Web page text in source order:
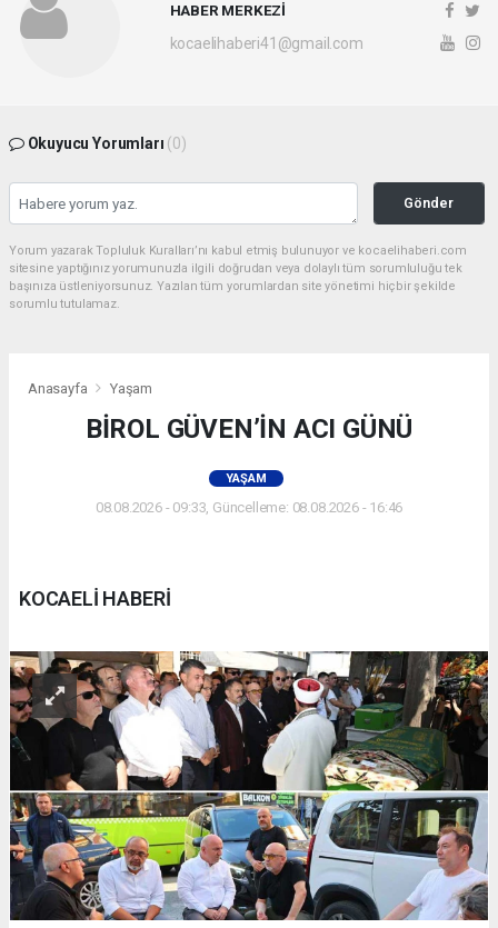
HABER MERKEZİ
kocaelihaberi41@gmail.com
Okuyucu Yorumları (0)
Gönder
Yorum yazarak Topluluk Kuralları’nı kabul etmiş bulunuyor ve kocaelihaberi.com
sitesine yaptığınız yorumunuzla ilgili doğrudan veya dolaylı tüm sorumluluğu tek
başınıza üstleniyorsunuz. Yazılan tüm yorumlardan site yönetimi hiçbir şekilde
sorumlu tutulamaz.
Anasayfa Yaşam
BİROL GÜVEN’İN ACI GÜNÜ
YAŞAM
08.08.2026 - 09:33, Güncelleme: 08.08.2026 - 16:46
KOCAELİ HABERİ